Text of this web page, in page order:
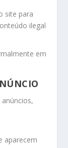
site para
ilegal
em
aparecem